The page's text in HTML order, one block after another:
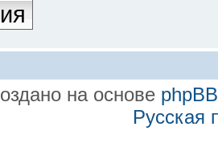
на основе phpBB
Русская